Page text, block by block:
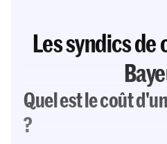
Les syndics
Quel est le coût
?